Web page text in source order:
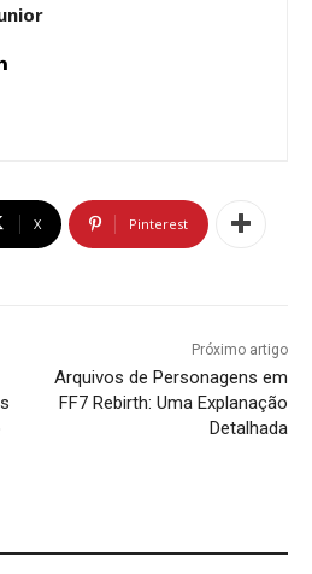
X Pinterest
Próximo artigo
Arquivos de Personagens em
FF7 Rebirth: Uma Explanação
Detalhada